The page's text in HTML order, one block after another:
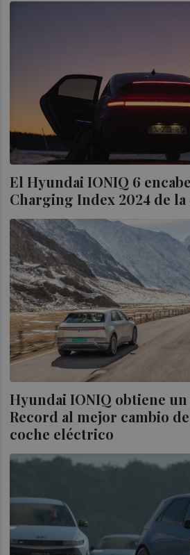
El Hyundai IONIQ 6
Charging Index 2024 de
Hyundai IONIQ obtiene
Record al mejor cambio
coche eléctrico